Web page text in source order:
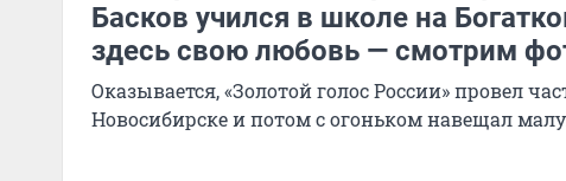
Басков учился в школе на
здесь свою любовь — смотрим
Оказывается, «Золотой голос России» провел
Новосибирске и потом с огоньком навещал